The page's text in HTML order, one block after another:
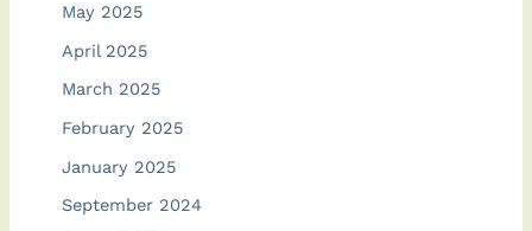
May 2025
April 2025
March 2025
February 2025
January 2025
September 2024